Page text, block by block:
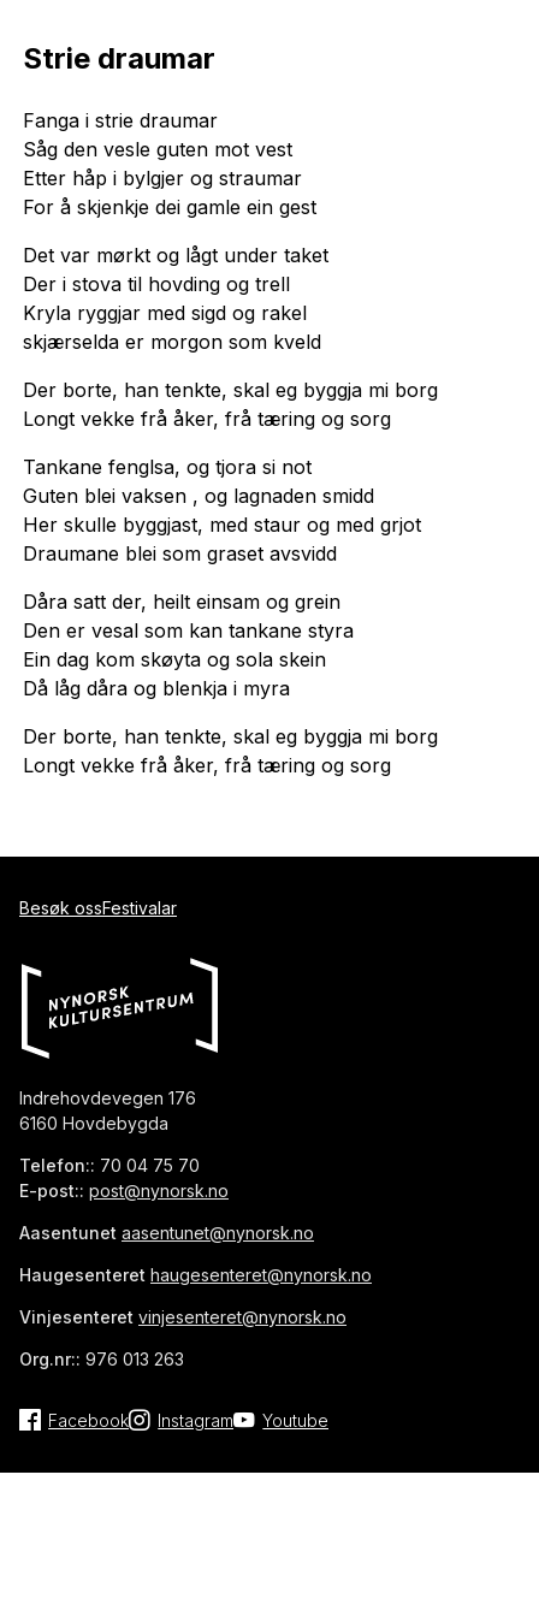
Strie draumar
Fanga i strie draumar
Såg den vesle guten mot vest
Etter håp i bylgjer og straumar
For å skjenkje dei gamle ein gest
Det var mørkt og lågt under taket
Der i stova til hovding og trell
Kryla ryggjar med sigd og rakeI
skjærselda er morgon som kveld
Der borte, han tenkte, skal eg byggja mi borg
Longt vekke frå åker, frå tæring og sorg
Tankane fenglsa, og tjora si not
Guten blei vaksen , og lagnaden smidd
Her skulle byggjast, med staur og med grjot
Draumane blei som graset avsvidd
Dåra satt der, heilt einsam og grein
Den er vesal som kan tankane styra
Ein dag kom skøyta og sola skein
Då låg dåra og blenkja i myra
Der borte, han tenkte, skal eg byggja mi borg
Longt vekke frå åker, frå tæring og sorg
Besøk ossFestivalar
Indrehovdevegen 176
6160 Hovdebygda
Telefon:: 70 04 75 70
E-post:: post@nynorsk.no
Aasentunet aasentunet@nynorsk.no
Haugesenteret haugesenteret@nynorsk.no
Vinjesenteret vinjesenteret@nynorsk.no
Org.nr:: 976 013 263
Facebook Instagram Youtube